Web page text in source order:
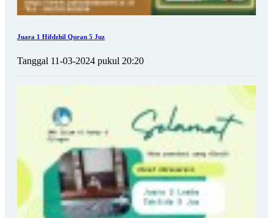
Juara 1 Hifdzhil Quran 5 Juz
Tanggal 11-03-2024 pukul 20:20